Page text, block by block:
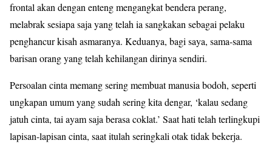
frontal akan dengan enteng mengangkat bendera perang,
melabrak sesiapa saja yang telah ia sangkakan sebagai pelaku
penghancur kisah asmaranya. Keduanya, bagi saya, sama-sama
barisan orang yang telah kehilangan dirinya sendiri.
Persoalan cinta memang sering membuat manusia bodoh, seperti
ungkapan umum yang sudah sering kita dengar, ‘kalau sedang
jatuh cinta, tai ayam saja berasa coklat.’ Saat hati telah terlingkupi
lapisan-lapisan cinta, saat itulah seringkali otak tidak bekerja.